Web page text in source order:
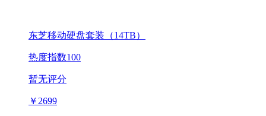
东芝移动硬盘套装（14TB）
热度指数100
暂无评分
￥ 2699